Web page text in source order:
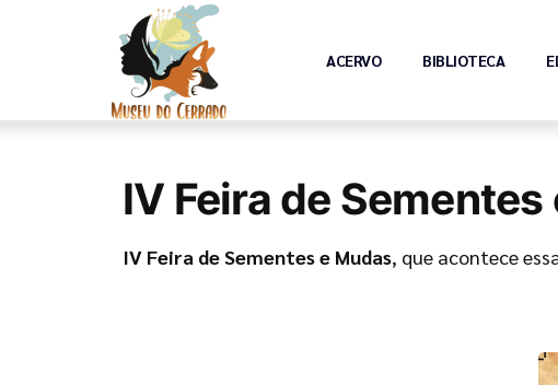
ACERVO BIBLIOTECA
IV Feira de
IV Feira de Sementes e Mudas, que acontece